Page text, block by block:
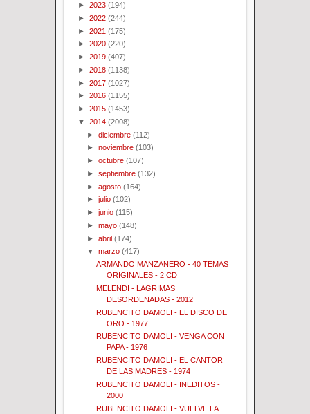
► 2023 (194)
► 2022 (244)
► 2021 (175)
► 2020 (220)
► 2019 (407)
► 2018 (1138)
► 2017 (1027)
► 2016 (1155)
► 2015 (1453)
▼ 2014 (2008)
►diciembre (112)
►noviembre (103)
►octubre (107)
►septiembre (132)
►agosto (164)
►julio (102)
►junio (115)
►mayo (148)
►abril (174)
▼marzo (417)
ARMANDO MANZANERO - 40 TEMAS
ORIGINALES - 2 CD
MELENDI - LAGRIMAS
DESORDENADAS - 2012
RUBENCITO DAMOLI - EL DISCO DE
ORO - 1977
RUBENCITO DAMOLI - VENGA CON
PAPA - 1976
RUBENCITO DAMOLI - EL CANTOR
DE LAS MADRES - 1974
RUBENCITO DAMOLI - INEDITOS -
2000
RUBENCITO DAMOLI - VUELVE LA